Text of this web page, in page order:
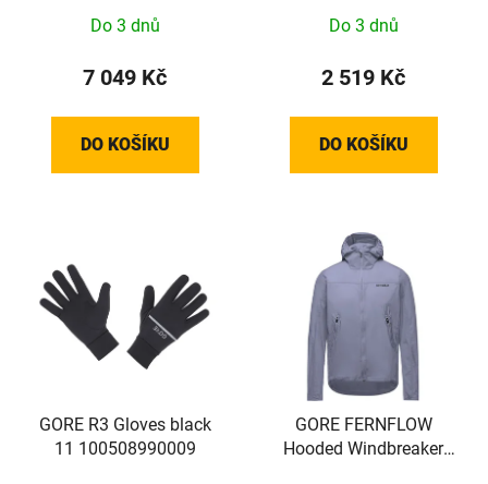
Do 3 dnů
7 049 Kč
DO KOŠÍKU
Do 3 dnů
2 519 Kč
DO KOŠÍKU
GORE R3 Gloves black
11 100508990009
GORE FERNFLOW
Hooded Windbreaker